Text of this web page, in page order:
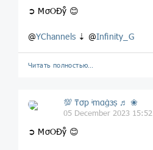
➲ MσOĐẙ 😊
@YChannels ⇣ @Infinity_G
Читать полностью…
💯 ₸σp ᶤmαġзṣ ♬ ❀
05 December 2023 15:52
➲ MσOĐẙ 😊